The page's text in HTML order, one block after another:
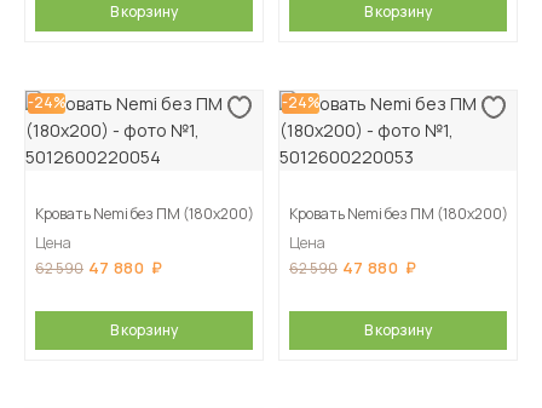
В корзину В корзину
-24%
Кровать Nemi без ПМ (180х200)
Цена
62 590 47 880
В корзину
-24%
Кровать Nemi без ПМ (180х200)
Цена
62 590 47 880
В корзину